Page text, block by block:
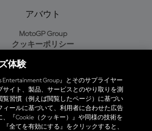
アバウト
MotoGP Group
クッキーポリシー
プライバシーポリシー
購入ポリシー
オフィシャルアプリ
体験
Entertainment Group』とそのサプライヤー
サイト、製品、サービスとのやり取りを測
覧習慣（例えば閲覧したページ）に基づい
ィールに基づいて、利用者に合わせた広告
、『Cookie（クッキー）』や同様の技術を
『全てを有効にする』をクリックすると、